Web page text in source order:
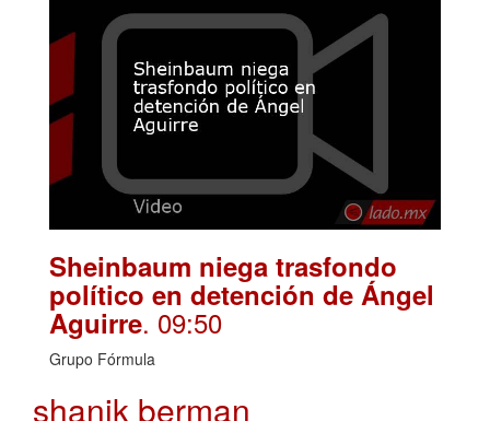
Sheinbaum niega trasfondo
político en detención de Ángel
Aguirre. 09:50
Grupo Fórmula
shanik berman